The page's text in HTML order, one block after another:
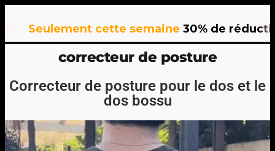
cette semaine30% de réductionsur
correcteur de posture
Correcteur de posture pour le dos et le
dos bossu